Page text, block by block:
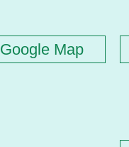
Google Map